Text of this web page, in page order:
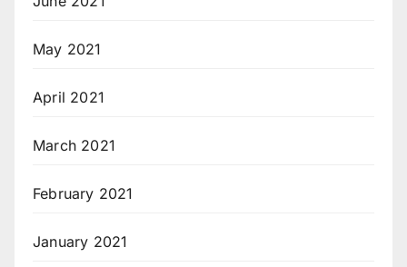
May 2021
April 2021
March 2021
February 2021
January 2021